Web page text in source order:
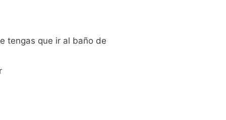
tengas que ir al baño de